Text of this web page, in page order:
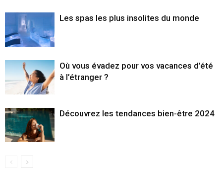
Les spas les plus insolites du monde
Où vous évadez pour vos vacances d’été
à l’étranger ?
Découvrez les tendances bien-être 2024